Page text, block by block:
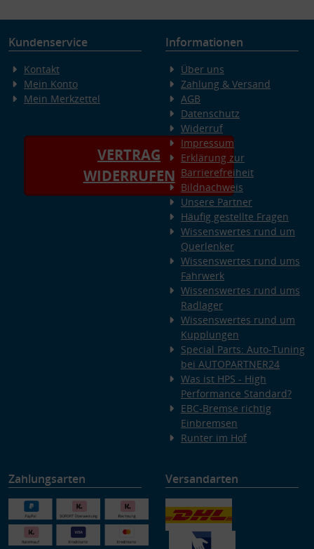
Kundenservice
Kontakt
Mein Konto
Mein Merkzettel
VERTRAG
WIDERRUFEN
Informationen
Über uns
Zahlung & Versand
AGB
Datenschutz
Widerruf
Impressum
Erklärung zur
Barrierefreiheit
Bildnachweis
Unsere Partner
Häufig gestellte Fragen
Wissenswertes rund um
Querlenker
Wissenswertes rund ums
Fahrwerk
Wissenswertes rund ums
Radlager
Wissenswertes rund um
Kupplungen
Special Parts: Auto-Tuning
bei AUTOPARTNER24
Was ist HPS - High
Performance Standard?
EBC-Bremse richtig
Einbremsen
Runter im Hof
Zahlungsarten Versandarten